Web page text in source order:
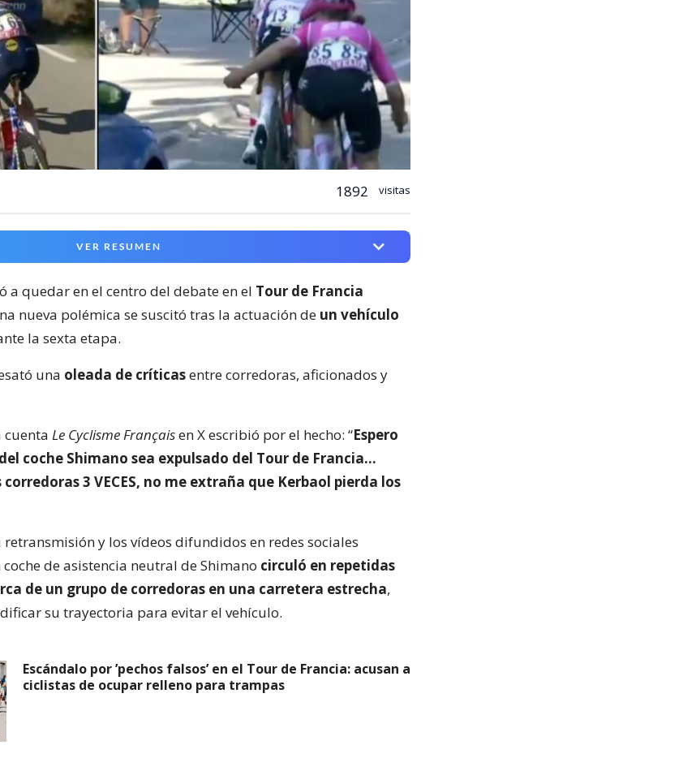
1892 visitas
VER RESUMEN
a quedar en el centro del debate en el Tour de Francia
nueva polémica se suscitó tras la actuación de un vehículo
la sexta etapa.
una oleada de críticasentre corredoras, aficionados y
cuenta Le Cyclisme Françaisen X escribió por el hecho: “Espero
coche Shimano sea expulsado del Tour de Francia…
corredoras 3 VECES, no me extraña que Kerbaol pierda los
retransmisión y los vídeos difundidos en redes sociales
de asistencia neutral de Shimano circuló en repetidas
de un grupo de corredoras en una carretera estrecha,
su trayectoria para evitar el vehículo.
Escándalo por ’pechos falsos’ en el Tour de Francia: acusan a
ciclistas de ocupar relleno para trampas